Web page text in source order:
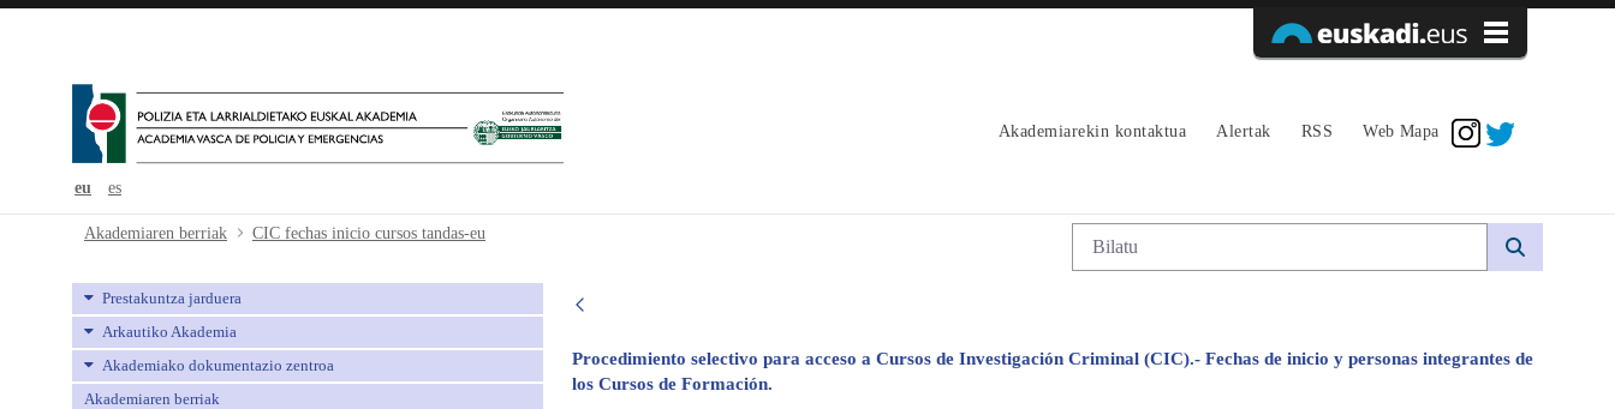
eu es
Akademiarekin kontaktua Alertak RSS Web Mapa
CIC fechas inicio cursos tandas-eu - avpe
Akademiaren berriak CIC fechas inicio cursos tandas-eu Bilaketa
Prestakuntza jarduera
Arkautiko Akademia
Akademiako dokumentazio zentroa
Akademiaren berriak
Procedimiento selectivo para acceso a Cursos de Investigación Criminal (CIC).- Fechas de inicio y personas integrantes de
los Cursos de Formación.